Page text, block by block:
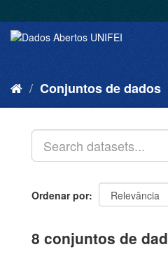
Conjuntos de dados
Ordenar por
8 conjuntos de